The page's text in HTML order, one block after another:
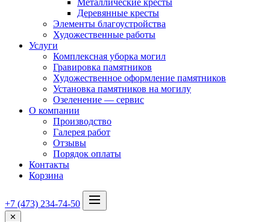
Металлические кресты
Деревянные кресты
Элементы благоустройства
Художественные работы
Услуги
Комплексная уборка могил
Гравировка памятников
Художественное оформление памятников
Установка памятников на могилу
Озеленение — сервис
О компании
Производство
Галерея работ
Отзывы
Порядок оплаты
Контакты
Корзина
+7 (473) 234-74-50
✕